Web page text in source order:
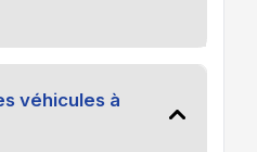
véhicules à